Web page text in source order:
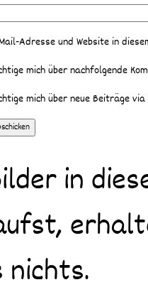
Adresse und Website in
mich über nachfolgende
mich über neue Beiträge via
in
nichts.